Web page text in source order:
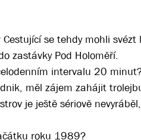
se tehdy mohli svézt
zastávky Pod Holoměří.
intervalu 20
měl zájem zahájit
je ještě sériově
roku 1989?